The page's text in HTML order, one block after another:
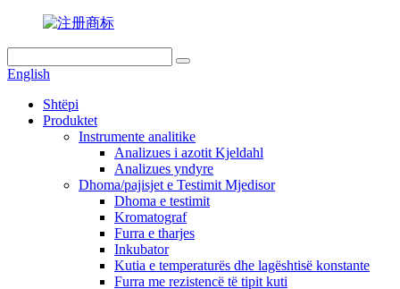
English
Shtëpi
Produktet
Instrumente analitike
Analizues i azotit Kjeldahl
Analizues yndyre
Dhoma/pajisjet e Testimit Mjedisor
Dhoma e testimit
Kromatograf
Furra e tharjes
Inkubator
Kutia e temperaturës dhe lagështisë konstante
Furra me rezistencë të tipit kuti